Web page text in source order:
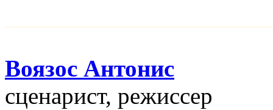
Воязос Антонис
сценарист, режисcер